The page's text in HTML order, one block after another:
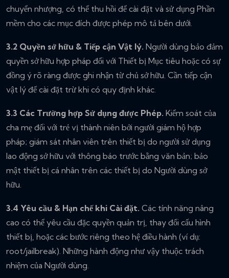
chuyển nhượng, có thể thu hồi để cài đặt và sử dụng Phần
mềm cho các mục đích được phép mô tả bên dưới.
3.2 Quyền sở hữu & Tiếp cận Vật lý. Người dùng bảo đảm
quyền sở hữu hợp pháp đối với Thiết bị Mục tiêu hoặc có sự
đồng ý rõ ràng được ghi nhận từ chủ sở hữu. Cần tiếp cận
vật lý để cài đặt trừ khi có quy định khác.
3.3 Các Trường hợp Sử dụng được Phép. Kiểm soát của
cha mẹ đối với trẻ vị thành niên bởi người giám hộ hợp
pháp; giám sát nhân viên trên thiết bị do người sử dụng
lao động sở hữu với thông báo trước bằng văn bản; bảo
mật thiết bị cá nhân trên các thiết bị do Người dùng sở
hữu.
3.4 Yêu cầu & Hạn chế khi Cài đặt. Các tính năng nâng
cao có thể yêu cầu đặc quyền quản trị, thay đổi cấu hình
thiết bị, hoặc các bước riêng theo hệ điều hành (ví dụ:
root/jailbreak). Những hành động như vậy thuộc trách
nhiệm của Người dùng.